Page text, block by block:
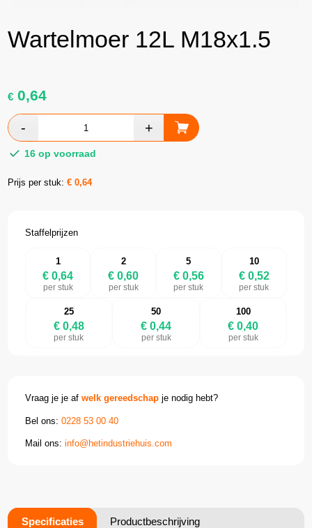
Wartelmoer 12L M18x1.5
€ 0,64
16 op voorraad
Prijs per stuk:€0,64
Staffelprijzen
1
€ 0,64
per stuk
2
€ 0,60
per stuk
5
€ 0,56
per stuk
10
€ 0,52
per stuk
25
€ 0,48
per stuk
50
€ 0,44
per stuk
100
€ 0,40
per stuk
Vraag je je afwelk gereedschap je nodig hebt?
Bel ons:0228 53 00 40
Mail ons:info@hetindustriehuis.com
Specificaties Productbeschrijving